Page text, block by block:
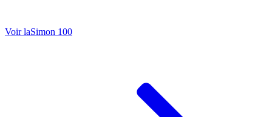
Voir laSimon 100